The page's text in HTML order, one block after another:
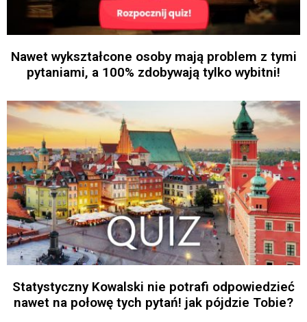
Nawet wykształcone osoby mają problem z tymi
pytaniami, a 100% zdobywają tylko wybitni!
Statystyczny Kowalski nie potrafi odpowiedzieć
nawet na połowę tych pytań! jak pójdzie Tobie?